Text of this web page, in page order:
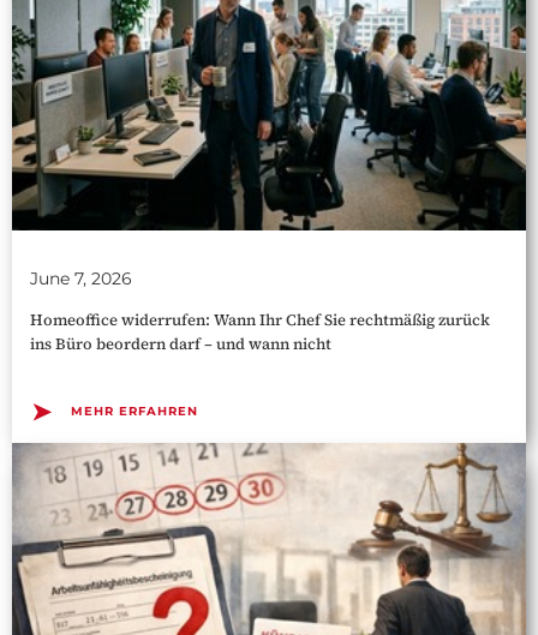
June 7, 2026
Homeoffice widerrufen: Wann Ihr Chef Sie rechtmäßig zurück
ins Büro beordern darf – und wann nicht
➤ MEHR ERFAHREN